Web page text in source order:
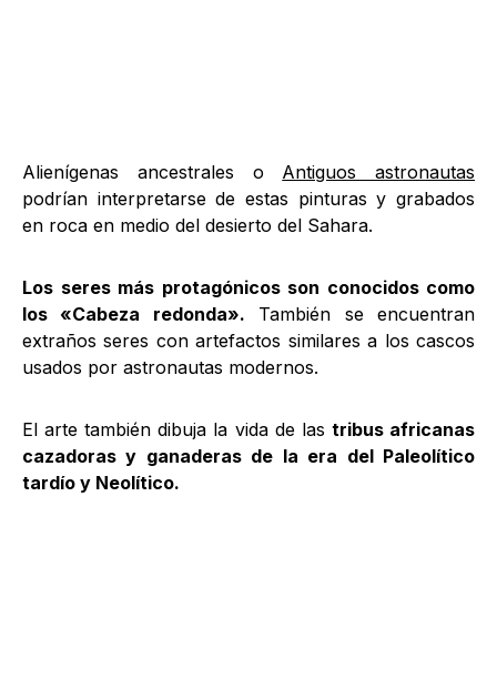
Alienígenas ancestrales o Antiguos astronautas
podrían interpretarse de estas pinturas y grabados
en roca en medio del desierto del Sahara.
Los seres más protagónicos son conocidos como
los «Cabeza redonda». También se encuentran
extraños seres con artefactos similares a los cascos
usados por astronautas modernos.
El arte también dibuja la vida de las tribus africanas
cazadoras y ganaderas de la era del Paleolítico
tardío y Neolítico.